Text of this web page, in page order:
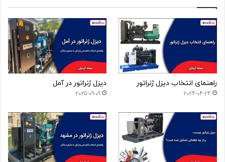
راهنمای انتخاب دیزل ژنراتور
2024-04-24
دیزل ژنراتور در آمل
2025-09-09